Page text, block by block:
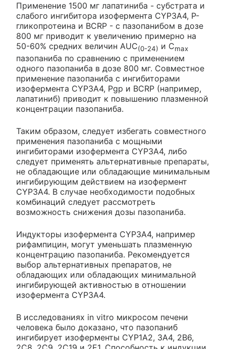
Применение 1500 мг лапатиниба - субстрата и
слабого ингибитора изофермента CYP3A4, P-
гликопротеина и BCRP - с пазопанибом в дозе
800 мг приводит к увеличению примерно на
50-60% средних величин AUC(0-24) и Сmax
пазопаниба по сравнению с применением
одного пазопаниба в дозе 800 мг. Совместное
применение пазопаниба с ингибиторами
изофермента CYP3A4, Pgp и BCRP (например,
лапатиниб) приводит к повышению плазменной
концентрации пазопаниба.
Таким образом, следует избегать совместного
применения пазопаниба с мощными
ингибиторами изофермента CYP3A4, либо
следует применять альтернативные препараты,
не обладающие или обладающие минимальным
ингибирующим действием на изофермент
CYP3A4. В случае необходимости подобных
комбинаций следует рассмотреть
возможность снижения дозы пазопаниба.
Индукторы изофермента CYP3A4, например
рифампицин, могут уменьшать плазменную
концентрацию пазопаниба. Рекомендуется
выбор альтернативных препаратов, не
обладающих или обладающих минимальной
ингибирующей активностью в отношении
изофермента CYP3A4.
В исследованиях in vitro микросом печени
человека было доказано, что пазопаниб
ингибирует изоферменты CYP1A2, 3А4, 2В6,